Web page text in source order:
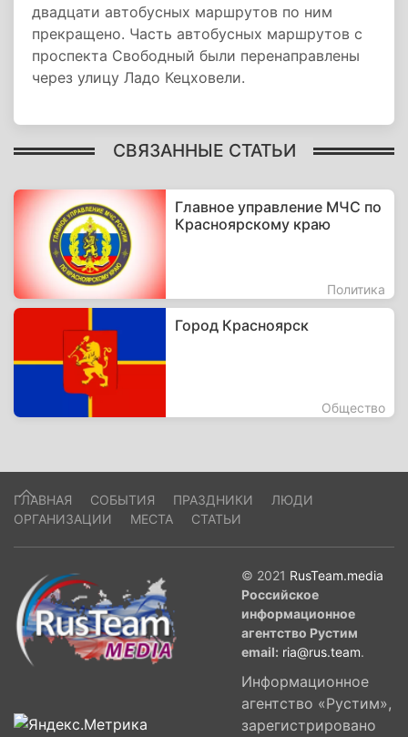
двадцати автобусных маршрутов по ним
прекращено. Часть автобусных маршрутов с
проспекта Свободный были перенаправлены
через улицу Ладо Кецховели.
СВЯЗАННЫЕ СТАТЬИ
Главное управление МЧС по
Красноярскому краю
Политика
Город Красноярск
Общество
ГЛАВНАЯ СОБЫТИЯ ПРАЗДНИКИ
ЛЮДИ
ОРГАНИЗАЦИИ
МЕСТА СТАТЬИ
© 2021 RusTeam.media
Российское
информационное
агентство Рустим
email: ria@rus.team.
Информационное
агентство «Рустим»,
зарегистрировано